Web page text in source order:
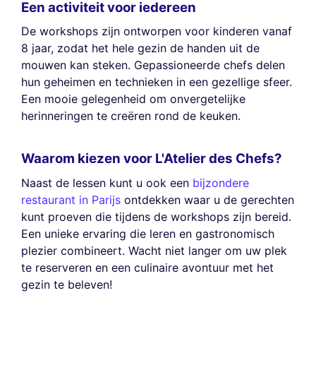
Een activiteit voor iedereen
De workshops zijn ontworpen voor kinderen vanaf
8 jaar, zodat het hele gezin de handen uit de
mouwen kan steken. Gepassioneerde chefs delen
hun geheimen en technieken in een gezellige sfeer.
Een mooie gelegenheid om onvergetelijke
herinneringen te creëren rond de keuken.
Waarom kiezen voor L'Atelier des Chefs?
Naast de lessen kunt u ook een bijzondere
restaurant in Parijs ontdekken waar u de gerechten
kunt proeven die tijdens de workshops zijn bereid.
Een unieke ervaring die leren en gastronomisch
plezier combineert. Wacht niet langer om uw plek
te reserveren en een culinaire avontuur met het
gezin te beleven!